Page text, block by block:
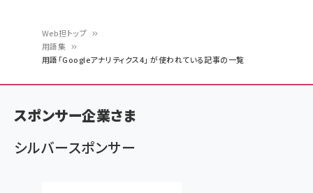
ン
く
ず
Web担トップ
用語集
用語「Googleアナリティクス4」 が使われている記事の一覧
スポンサー企業さま
シルバースポンサー